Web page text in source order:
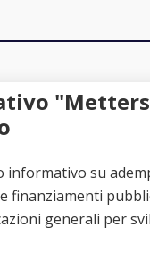
informativo su
finanziamenti
generali per